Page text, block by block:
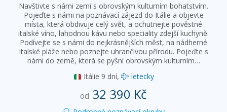
Navštivte s námi zemi s obrovským kulturním bohatstvím.
Pojeďte s námi na poznávací zájezd do Itálie a objevte
místa, která obdivuje celý svět, a ochutnejte pověstné
italské víno, lahodnou kávu nebo speciality zdejší kuchyně.
Podívejte se s námi do nejkrásnějších měst, na nádherné
italské pláže nebo poznejte uhrančivou přírodu. Pojeďte s
námi do země, která se pyšní obrovským kulturním…
Itálie 9 dní, letecky
od 32 390 Kč